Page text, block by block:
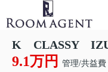
K CLASSY
9.1万円 管理/共益費